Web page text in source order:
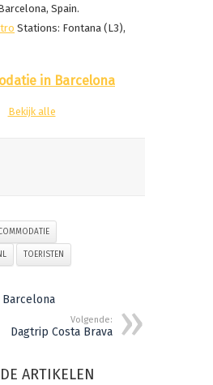
Spain.
Stations: Fontana (L3),
in Barcelona
Bekijk alle
TOERISTEN
Barcelona
Volgende:
Dagtrip Costa Brava
ARTIKELEN